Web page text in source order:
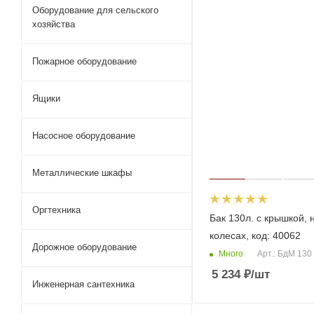
Бак 130л. с крышкой,
колесах, код: 40062
Много Арт.: БдМ 130
5 234₽/шт
Оборудование для сельского
хозяйства
Пожарное оборудование
Ящики
Насосное оборудование
Металлические шкафы
Оргтехника
Дорожное оборудование
Инженерная сантехника